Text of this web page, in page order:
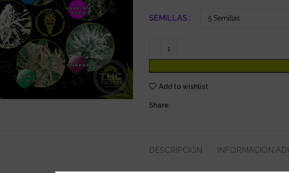
Click to enlarge
SEMILLAS
Add to wishlist
Share:
DESCRIPCIÓN INFORMACIÓN